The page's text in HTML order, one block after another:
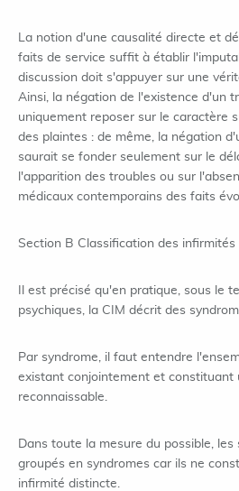
La notion d'une causalité directe et
faits de service suffit à établir
discussion doit s'appuyer sur une
Ainsi, la négation de l'existence d'un
uniquement reposer sur le caractère
des plaintes : de même, la négation
saurait se fonder seulement sur le
l'apparition des troubles ou sur
médicaux contemporains des faits
Section B Classification des infirmités
Il est précisé qu'en pratique, sous le
psychiques, la CIM décrit des
Par syndrome, il faut entendre
existant conjointement et constituant
reconnaissable.
Dans toute la mesure du possible,
groupés en syndromes car ils ne
infirmité distincte.